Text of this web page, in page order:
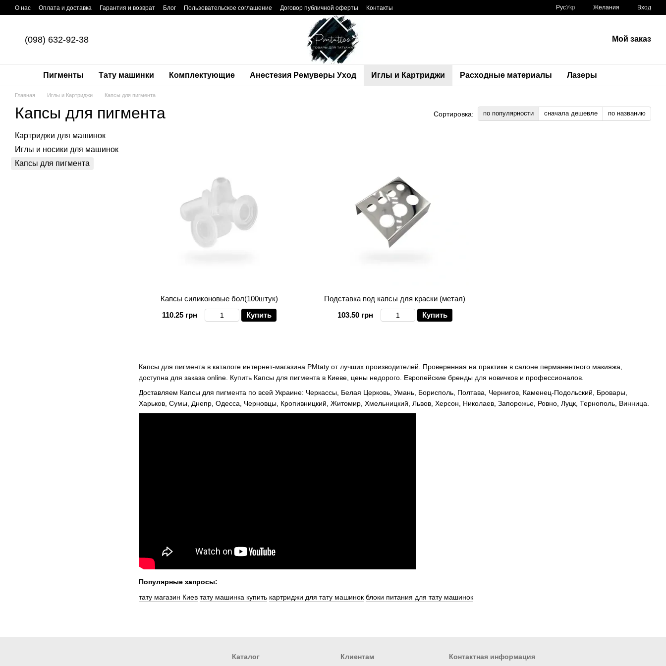
Перейти к основному контенту
О нас Оплата и доставка Гарантия и возврат Блог Пользовательское соглашение Договор публичной оферты Контакты РусУкр Желания Вход
(098) 632-92-38 Мой заказ
Пигменты Тату машинки Комплектующие Анестезия Ремуверы Уход Иглы и Картриджи Расходные материалы Лазеры
Главная Иглы и Картриджи Капсы для пигмента
Капсы для пигмента Сортировка: по популярности сначала дешевле по названию
Капсы для пигмента в каталоге интернет-магазина PMtaty от лучших производителей. Проверенная на практике в салоне перманентного макияжа,
доступна для заказа online. Купить Капсы для пигмента в Киеве, цены недорого. Европейские бренды для новичков и профессионалов.
Доставляем Капсы для пигмента по всей Украине: Черкассы, Белая Церковь, Умань, Борисполь, Полтава, Чернигов, Каменец-Подольский, Бровары,
Харьков, Сумы, Днепр, Одесса, Черновцы, Кропивницкий, Житомир, Хмельницкий, Львов, Херсон, Николаев, Запорожье, Ровно, Луцк, Тернополь, Винница.
Популярные запросы:
тату магазин Киев тату машинка купить картриджи для тату машинок блоки питания для тату машинок
Капсы силиконовые бол(100штук)
110.25 грн
Купить
Подставка под капсы для краски (метал)
103.50 грн
Купить
Картриджи для машинок
Иглы и носики для машинок
Капсы для пигмента
Каталог Клиентам Контактная информация